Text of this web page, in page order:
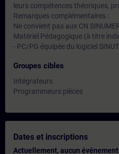
leurs compétences théoriques,
Remarques complémentaires :
Ne convient pas aux CN
Matériel Pédagogique (à titre
- PC/PG équipée du logiciel
Groupes cibles
Intégrateurs
Programmeurs pièces
Dates et inscriptions
Actuellement, aucun